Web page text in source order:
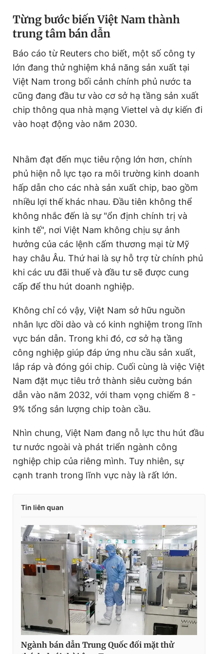
© 2003-2026 Bản quyền thuộc về Báo Thanh Niên. Cấm sao
chép dưới mọi hình thức nếu không có sự chấp thuận bằng văn
bản. Phát triển bởi ePi Technologies, JSC.
Từng bước biến Việt Nam thành
trung tâm bán dẫn
Báo cáo từ Reuters cho biết, một số công ty
lớn đang thử nghiệm khả năng sản xuất tại
Việt Nam trong bối cảnh chính phủ nước ta
cũng đang đầu tư vào cơ sở hạ tầng sản xuất
chip thông qua nhà mạng Viettel và dự kiến đi
vào hoạt động vào năm 2030.
Nhằm đạt đến mục tiêu rộng lớn hơn, chính
phủ hiện nỗ lực tạo ra môi trường kinh doanh
hấp dẫn cho các nhà sản xuất chip, bao gồm
nhiều lợi thế khác nhau. Đầu tiên không thể
không nhắc đến là sự "ổn định chính trị và
kinh tế", nơi Việt Nam không chịu sự ảnh
hưởng của các lệnh cấm thương mại từ Mỹ
hay châu Âu. Thứ hai là sự hỗ trợ từ chính phủ
khi các ưu đãi thuế và đầu tư sẽ được cung
cấp để thu hút doanh nghiệp.
Không chỉ có vậy, Việt Nam sở hữu nguồn
nhân lực dồi dào và có kinh nghiệm trong lĩnh
vực bán dẫn. Trong khi đó, cơ sở hạ tầng
công nghiệp giúp đáp ứng nhu cầu sản xuất,
lắp ráp và đóng gói chip. Cuối cùng là việc Việt
Nam đặt mục tiêu trở thành siêu cường bán
dẫn vào năm 2032, với tham vọng chiếm 8 -
9% tổng sản lượng chip toàn cầu.
Nhìn chung, Việt Nam đang nỗ lực thu hút đầu
tư nước ngoài và phát triển ngành công
nghiệp chip của riêng mình. Tuy nhiên, sự
cạnh tranh trong lĩnh vực này là rất lớn.
Tin liên quan
Ngành bán dẫn Trung Quốc đối mặt thử